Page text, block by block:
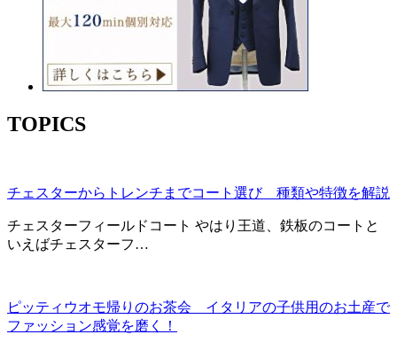
TOPICS
チェスターからトレンチまでコート選び 種類や特徴を解説
チェスターフィールドコート やはり王道、鉄板のコートと
いえばチェスターフ…
ピッティウオモ帰りのお茶会 イタリアの子供用のお土産で
ファッション感覚を磨く！